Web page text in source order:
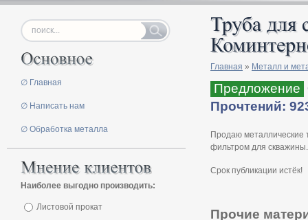
Главная » Металл и
Предложение
Прочтений:
Продаю
фильтром для скважины.
Срок публикации истёк!
Прочие
∅ Главная
∅ Написать нам
∅ Обработка металла
Наиболее выгодно производить:
Листовой прокат